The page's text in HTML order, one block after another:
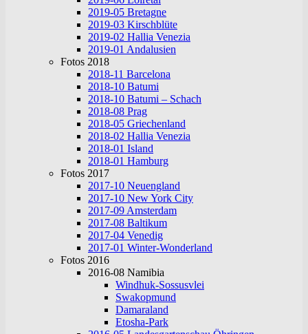
2019-05 Bretagne
2019-03 Kirschblüte
2019-02 Hallia Venezia
2019-01 Andalusien
Fotos 2018
2018-11 Barcelona
2018-10 Batumi
2018-10 Batumi – Schach
2018-08 Prag
2018-05 Griechenland
2018-02 Hallia Venezia
2018-01 Island
2018-01 Hamburg
Fotos 2017
2017-10 Neuengland
2017-10 New York City
2017-09 Amsterdam
2017-08 Baltikum
2017-04 Venedig
2017-01 Winter-Wonderland
Fotos 2016
2016-08 Namibia
Windhuk-Sossusvlei
Swakopmund
Damaraland
Etosha-Park